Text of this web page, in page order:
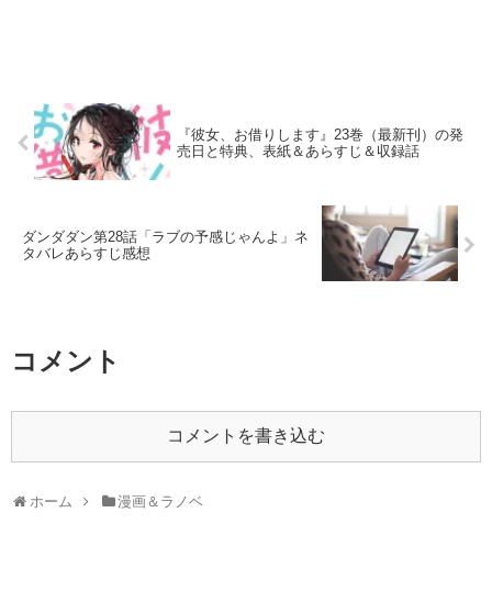
『彼女、お借りします』23巻（最新刊）の発
売日と特典、表紙＆あらすじ＆収録話
ダンダダン第28話「ラブの予感じゃんよ」ネ
タバレあらすじ感想
コメント
コメントを書き込む
ホーム 漫画＆ラノベ